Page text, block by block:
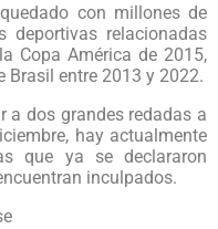
con millones de
deportivas relacionadas
Copa América de 2015,
Brasil entre 2013 y 2022.
a dos grandes redadas a
hay actualmente
que ya se declararon
inculpados.